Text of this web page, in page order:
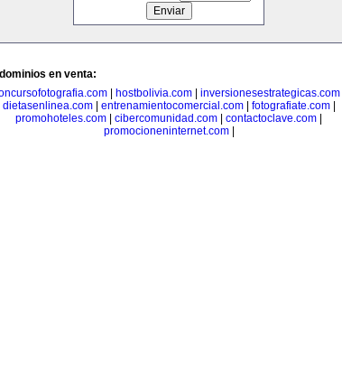
en venta:
| hostbolivia.com| inversionesestrategicas.com|
dietasenlinea.com| entrenamientocomercial.com| fotografiate.com|
promohoteles.com
cibercomunidad.com contactoclave.com
promocioneninternet.com|